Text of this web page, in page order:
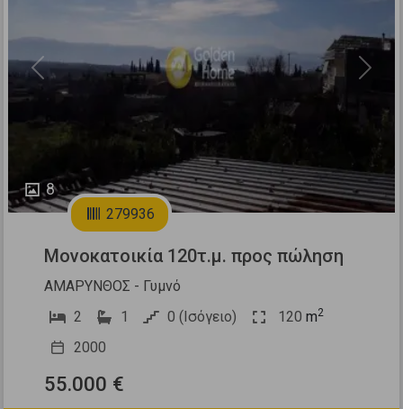
8
Previous Next
279936
Μονοκατοικία 120τ.μ. προς πώληση
ΑΜΑΡΥΝΘΟΣ - Γυμνό
2
1 0 (Ισόγειο) 120 m2
2000
55.000 €